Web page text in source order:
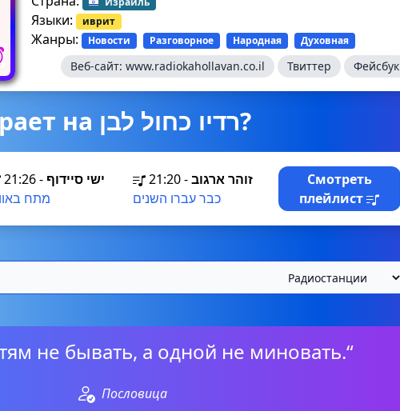
Языки: иврит
Жанры: Новости Разговорное Народная Духовная
Веб-сайт: www.radiokahollavan.co.il Твиттер Фейсбук
Что сейчас играет на רדיו כחול לבן?
21:26 ישי סיידוף -
מתח
21:20 זוהר ארגוב-
כבר עברו השנים
Смотреть
плейлист
не бывать, а одной не миновать.“
Пословица